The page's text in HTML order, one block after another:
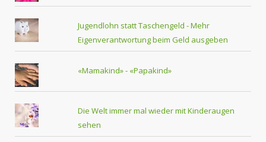
Jugendlohn statt Taschengeld - Mehr
Eigenverantwortung beim Geld ausgeben
«Mamakind» - «Papakind»
Die Welt immer mal wieder mit Kinderaugen
sehen